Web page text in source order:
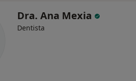
Dra. Ana Mexia
Dentista